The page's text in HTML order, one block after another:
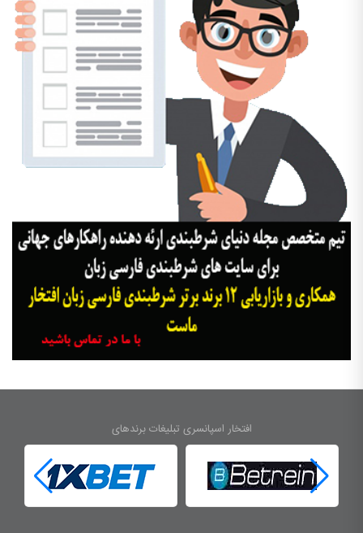
افتخار اسپانسری تبلیغات برندهای